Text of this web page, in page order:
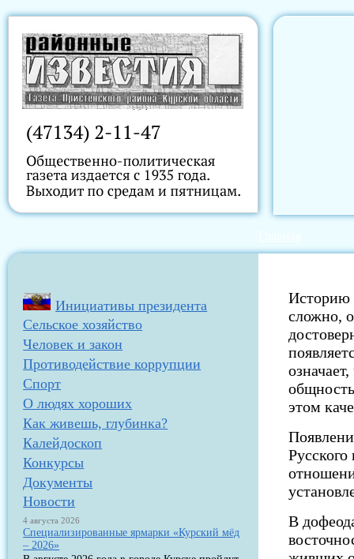
Инициативы президента
Сельское хозяйство
Человек и закон
Противодействие коррупции
Спорт
О людях хороших
Как живешь, глубинка?
Калейдоскоп
Конкурсы
Документы
Новости
4 августа 2026
Специализированные ярмарки «Курский мёд
– 2026»
Историю
сложно,
этом
В